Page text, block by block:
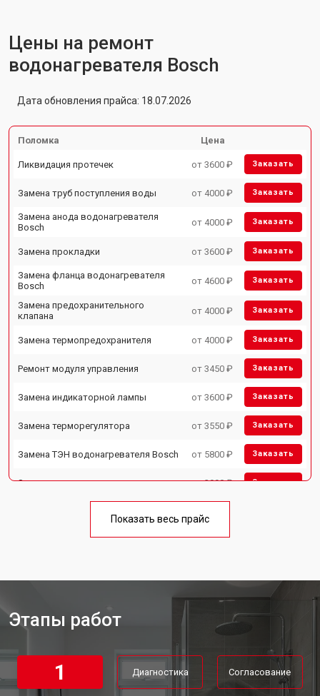
Цены на ремонт
водонагревателя Bosch
Дата обновления прайса: 18.07.2026
Поломка Цена
Ликвидация протечек от 3600 ₽ Заказать
Замена труб поступления воды от 4000 ₽ Заказать
Замена анода водонагревателя
Bosch
от 4000 ₽ Заказать
Замена прокладки от 3600 ₽ Заказать
Замена фланца водонагревателя
Bosch
от 4600 ₽ Заказать
Замена предохранительного
клапана
от 4000 ₽ Заказать
Замена термопредохранителя от 4000 ₽ Заказать
Ремонт модуля управления от 3450 ₽ Заказать
Замена индикаторной лампы от 3600 ₽ Заказать
Замена терморегулятора от 3550 ₽ Заказать
Замена ТЭН водонагревателя Bosch от 5800 ₽ Заказать
Замена клапана давления от 3990 ₽ Заказать
Ремонт/замена датчика
от 3500 ₽
от 5250 ₽ Заказать
Замена платы управления от 3900 ₽ Заказать
Замена мембраны от 3749 ₽ Заказать
Показать весь прайс
Этапы работ
1 Диагностика Согласование